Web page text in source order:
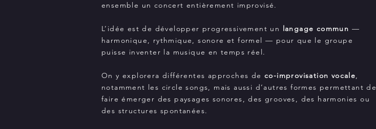
ensemble un concert entièrement improvisé.
L’idée est de développer progressivement un langage commun —
harmonique, rythmique, sonore et formel — pour que le groupe
puisse inventer la musique en temps réel.
On y explorera différentes approches deco-improvisation vocale,
notamment les circle songs, mais aussi d’autres formes permettant de
faire émerger des paysages sonores, des grooves, des harmonies ou
des structures spontanées.